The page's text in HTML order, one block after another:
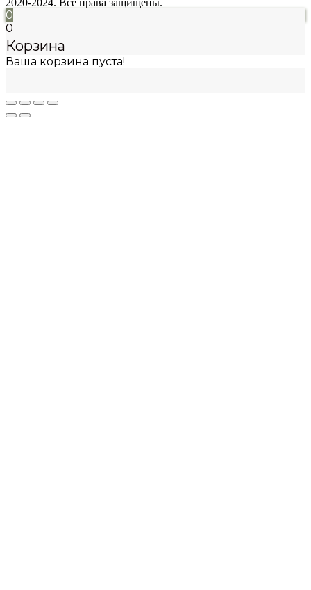
2020-2024. Все права защищены.
0
0
Корзина
Ваша корзина пуста!